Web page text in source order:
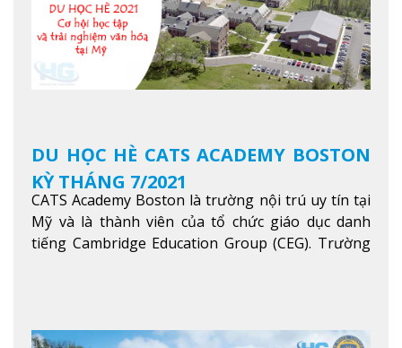
DU HỌC HÈ CATS ACADEMY BOSTON
KỲ THÁNG 7/2021
CATS Academy Boston là trường nội trú uy tín tại
Mỹ và là thành viên của tổ chức giáo dục danh
tiếng Cambridge Education Group (CEG). Trường
thêm